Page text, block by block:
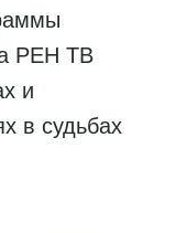
РЕН ТВ
и
в судьбах